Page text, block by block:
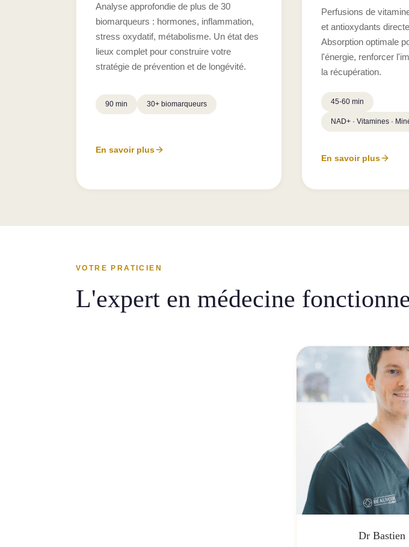
Analyse approfondie de plus de 30
biomarqueurs : hormones, inflammation,
stress oxydatif, métabolisme. Un état des
lieux complet pour construire votre
stratégie de prévention et de longévité.
90 min 30+ biomarqueurs
En savoir plus
Perfusions de
et antioxydants
Absorption optimale
l'énergie, renforcer
la récupération.
45-60 min
NAD+ · Vitamines ·
En savoir plus
VOTRE PRATICIEN
L'expert en médecine
Dr Bastien